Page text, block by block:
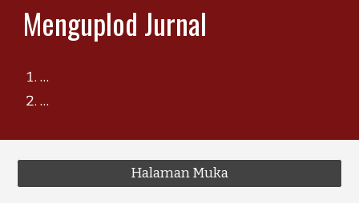
Menguplod Jurnal
...
...
Halaman Muka